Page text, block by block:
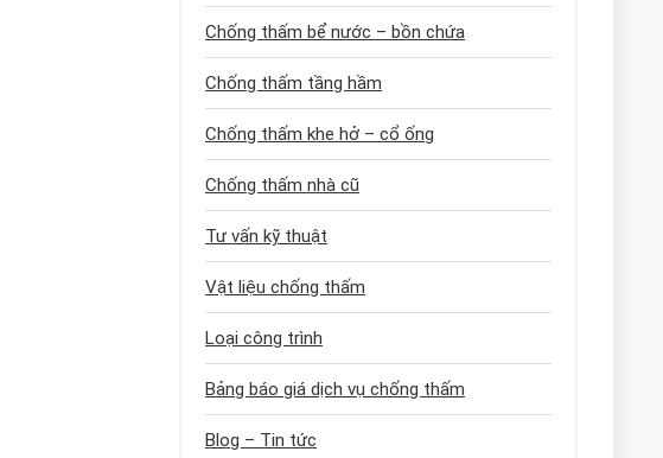
Chống thấm bể nước – bồn chứa
Chống thấm tầng hầm
Chống thấm khe hở – cổ ống
Chống thấm nhà cũ
Tư vấn kỹ thuật
Vật liệu chống thấm
Loại công trình
Bảng báo giá dịch vụ chống thấm
Blog – Tin tức